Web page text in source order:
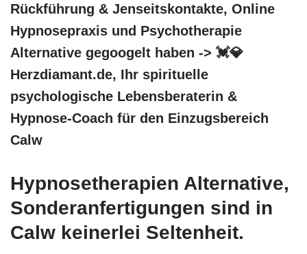
Rückführung & Jenseitskontakte, Online
Hypnosepraxis und Psychotherapie
Alternative gegoogelt haben -> 💓️💎
Herzdiamant.de, Ihr spirituelle
psychologische Lebensberaterin &
Hypnose-Coach für den Einzugsbereich
Calw
Hypnosetherapien Alternative,
Sonderanfertigungen sind in
Calw keinerlei Seltenheit.